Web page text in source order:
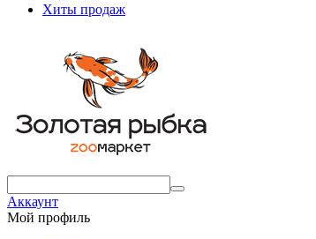
Хиты продаж
Аккаунт
Мой профиль